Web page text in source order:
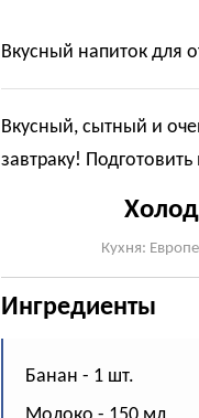
Вкусный напиток для
Вкусный, сытный и
завтраку!
Кухня:
Ингредиенты
Банан - 1 шт.